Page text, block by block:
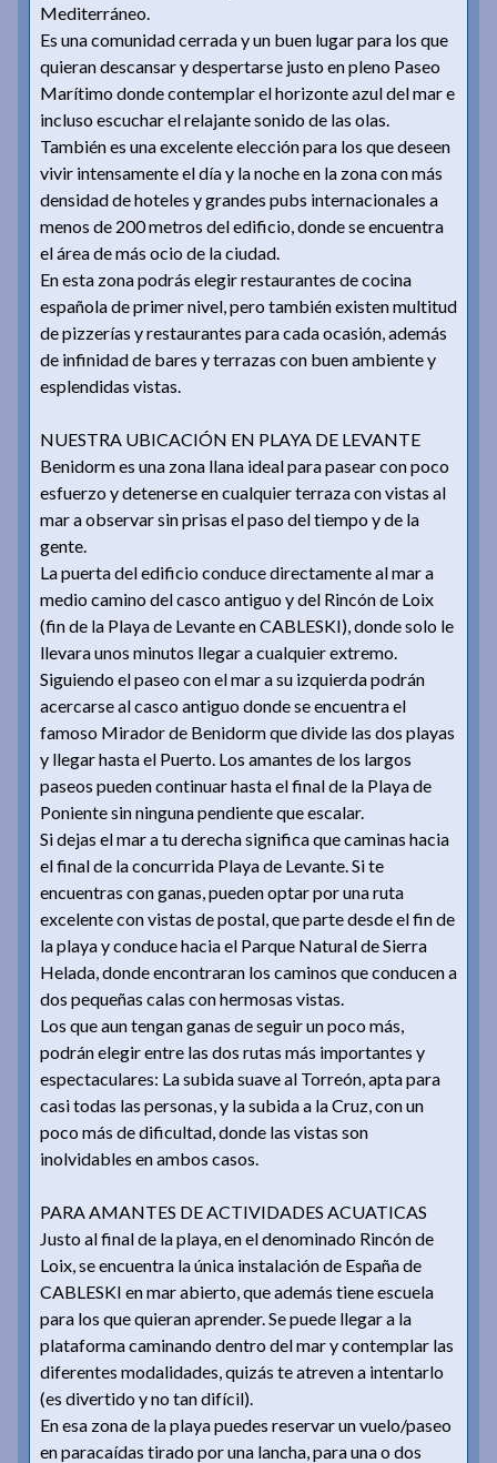
Mediterráneo.
Es una comunidad cerrada y un buen lugar para los que
quieran descansar y despertarse justo en pleno Paseo
Marítimo donde contemplar el horizonte azul del mar e
incluso escuchar el relajante sonido de las olas.
También es una excelente elección para los que deseen
vivir intensamente el día y la noche en la zona con más
densidad de hoteles y grandes pubs internacionales a
menos de 200 metros del edificio, donde se encuentra
el área de más ocio de la ciudad.
En esta zona podrás elegir restaurantes de cocina
española de primer nivel, pero también existen multitud
de pizzerías y restaurantes para cada ocasión, además
de infinidad de bares y terrazas con buen ambiente y
esplendidas vistas.
NUESTRA UBICACIÓN EN PLAYA DE LEVANTE
Benidorm es una zona llana ideal para pasear con poco
esfuerzo y detenerse en cualquier terraza con vistas al
mar a observar sin prisas el paso del tiempo y de la
gente.
La puerta del edificio conduce directamente al mar a
medio camino del casco antiguo y del Rincón de Loix
(fin de la Playa de Levante en CABLESKI), donde solo le
llevara unos minutos llegar a cualquier extremo.
Siguiendo el paseo con el mar a su izquierda podrán
acercarse al casco antiguo donde se encuentra el
famoso Mirador de Benidorm que divide las dos playas
y llegar hasta el Puerto. Los amantes de los largos
paseos pueden continuar hasta el final de la Playa de
Poniente sin ninguna pendiente que escalar.
Si dejas el mar a tu derecha significa que caminas hacia
el final de la concurrida Playa de Levante. Si te
encuentras con ganas, pueden optar por una ruta
excelente con vistas de postal, que parte desde el fin de
la playa y conduce hacia el Parque Natural de Sierra
Helada, donde encontraran los caminos que conducen a
dos pequeñas calas con hermosas vistas.
Los que aun tengan ganas de seguir un poco más,
podrán elegir entre las dos rutas más importantes y
espectaculares: La subida suave al Torreón, apta para
casi todas las personas, y la subida a la Cruz, con un
poco más de dificultad, donde las vistas son
inolvidables en ambos casos.
PARA AMANTES DE ACTIVIDADES ACUATICAS
Justo al final de la playa, en el denominado Rincón de
Loix, se encuentra la única instalación de España de
CABLESKI en mar abierto, que además tiene escuela
para los que quieran aprender. Se puede llegar a la
plataforma caminando dentro del mar y contemplar las
diferentes modalidades, quizás te atreven a intentarlo
(es divertido y no tan difícil).
En esa zona de la playa puedes reservar un vuelo/paseo
en paracaídas tirado por una lancha, para una o dos